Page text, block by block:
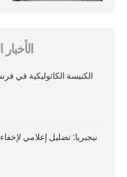
الكنيسة الكاثوليكية في
نيجيريا: تضليل إعلامي